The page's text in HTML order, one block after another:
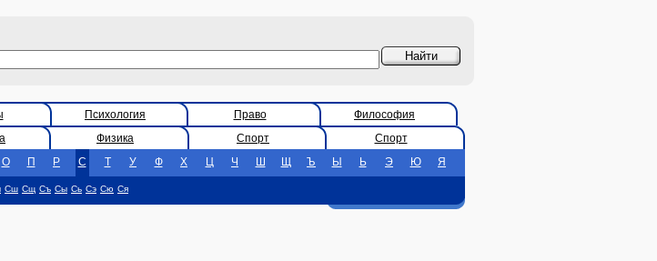
Психология Право
Философия
Физика Спорт
Спорт
О П Р С Т У Ф Х Ц Ч Ш Щ Ъ Ы Ь Э Ю Я
Сш Сщ Съ Сы Сь Сэ Сю Ся